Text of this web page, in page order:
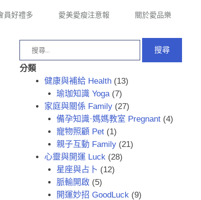
員好禮多 愛美愛瘦注意報 關於愛品樂
分類
健康與補給 Health(13)
瑜珈知識 Yoga(7)
家庭與關係 Family(27)
備孕知識·媽媽教室 Pregnant (4)
寵物照顧 Pet (1)
親子互動 Family (21)
心靈與開運 Luck(28)
星座與占卜 (12)
脈輸開啟 (5)
開運妙招 GoodLuck (9)